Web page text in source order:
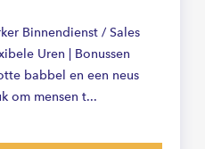
Binnendienst / Sales
Uren | Bonussen
babbel en een neus
om mensen t...